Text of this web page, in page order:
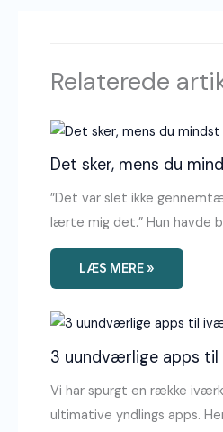
Relaterede
Det sker, mens du
”Det var slet ikke
lærte mig det.” Hun havde
LÆS MERE »
3 uundværlige apps
Vi har spurgt en række
ultimative yndlings apps.